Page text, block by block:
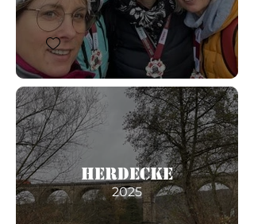
Herdecke
2025